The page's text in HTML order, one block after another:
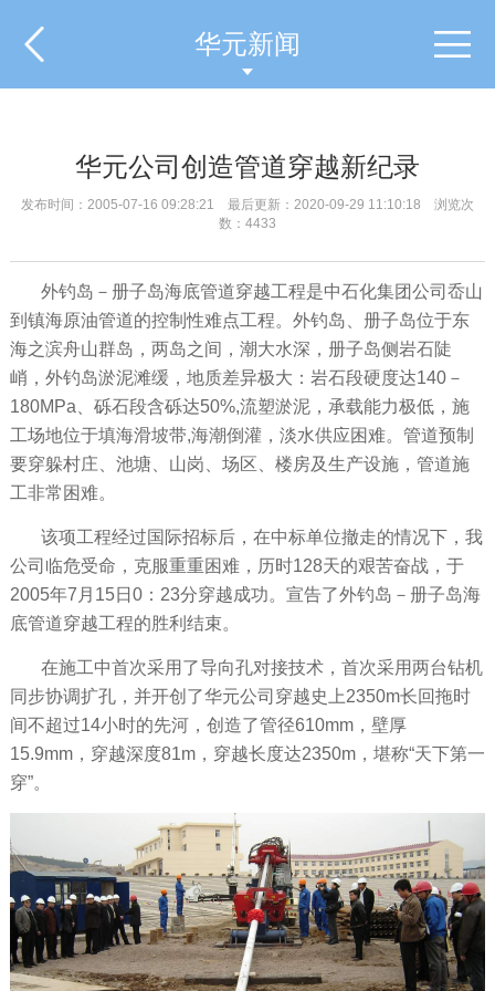
华元新闻
华元公司创造管道穿越新纪录
发布时间：2005-07-16 09:28:21 最后更新：2020-09-29 11:10:18 浏览次
数：4433
外钓岛－册子岛海底管道穿越工程是中石化集团公司岙山
到镇海原油管道的控制性难点工程。外钓岛、册子岛位于东
海之滨舟山群岛，两岛之间，潮大水深，册子岛侧岩石陡
峭，外钓岛淤泥滩缓，地质差异极大：岩石段硬度达140－
180MPa、砾石段含砾达50%,流塑淤泥，承载能力极低，施
工场地位于填海滑坡带,海潮倒灌，淡水供应困难。管道预制
要穿躲村庄、池塘、山岗、场区、楼房及生产设施，管道施
工非常困难。
该项工程经过国际招标后，在中标单位撤走的情况下，我
公司临危受命，克服重重困难，历时128天的艰苦奋战，于
2005年7月15日0：23分穿越成功。宣告了外钓岛－册子岛海
底管道穿越工程的胜利结束。
在施工中首次采用了导向孔对接技术，首次采用两台钻机
同步协调扩孔，并开创了华元公司穿越史上2350m长回拖时
间不超过14小时的先河，创造了管径610mm，壁厚
15.9mm，穿越深度81m，穿越长度达2350m，堪称“天下第一
穿”。